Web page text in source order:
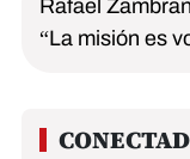
Rafael
“La misión es